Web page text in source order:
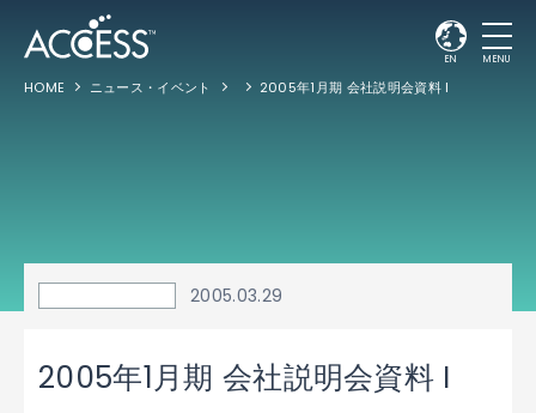
EN MENU
HOME ニュース・イベント 2005年1月期 会社説明会資料 I
2005.03.29
2005年1月期 会社説明会資料 I